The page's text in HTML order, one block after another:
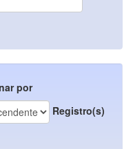
por
Registro(s)